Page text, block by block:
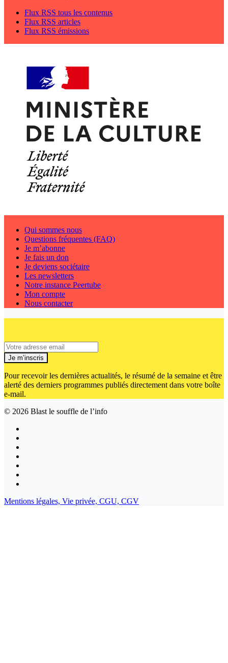
Flux RSS tous les contenus
Flux RSS articles
Flux RSS émissions
Qui sommes nous
Questions fréquentes (FAQ)
Je m’abonne
Je fais un don
Je deviens sociétaire
Les newsletters
Notre instance Peertube
Mon compte
Nous contacter
Je m’inscris
Pour recevoir les dernières actualités, le résumé de la semaine et être
alerté des derniers programmes publiés directement dans votre boîte
e-mail.
© 2026 Blast le souffle de l’info
Mentions légales, Vie privée, CGU, CGV